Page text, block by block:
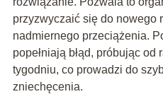
przyzwyczaić się do nowego
nadmiernego przeciążenia.
popełniają błąd, próbując
tygodniu, co prowadzi do
zniechęcenia.